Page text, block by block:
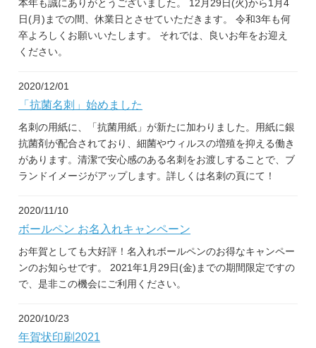
本年も誠にありがとうございました。 12月29日(火)から1月4
日(月)までの間、休業日とさせていただきます。 令和3年も何
卒よろしくお願いいたします。 それでは、良いお年をお迎え
ください。
2020/12/01
「抗菌名刺」始めました
名刺の用紙に、「抗菌用紙」が新たに加わりました。用紙に銀
抗菌剤が配合されており、細菌やウィルスの増殖を抑える働き
があります。清潔で安心感のある名刺をお渡しすることで、ブ
ランドイメージがアップします。詳しくは名刺の頁にて！
2020/11/10
ボールペン お名入れキャンペーン
お年賀としても大好評！名入れボールペンのお得なキャンペー
ンのお知らせです。 2021年1月29日(金)までの期間限定ですの
で、是非この機会にご利用ください。
2020/10/23
年賀状印刷2021